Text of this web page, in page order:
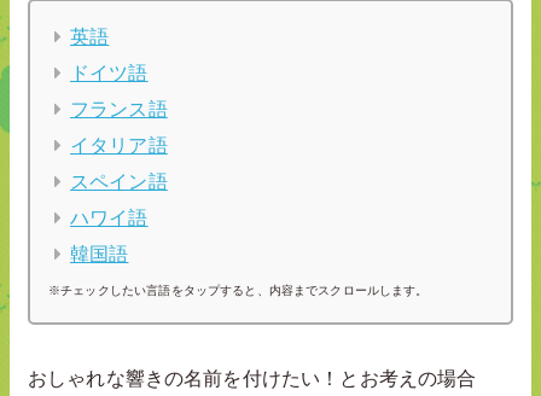
英語
ドイツ語
フランス語
イタリア語
スペイン語
ハワイ語
韓国語
※チェックしたい言語をタップすると、内容までスクロールします。
おしゃれな響きの名前を付けたい！とお考えの場合